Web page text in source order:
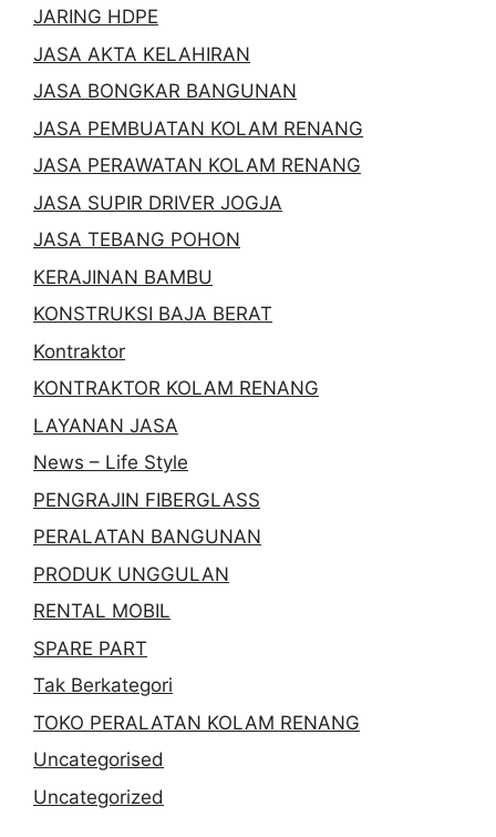
JARING HDPE
JASA AKTA KELAHIRAN
JASA BONGKAR BANGUNAN
JASA PEMBUATAN KOLAM RENANG
JASA PERAWATAN KOLAM RENANG
JASA SUPIR DRIVER JOGJA
JASA TEBANG POHON
KERAJINAN BAMBU
KONSTRUKSI BAJA BERAT
Kontraktor
KONTRAKTOR KOLAM RENANG
LAYANAN JASA
News – Life Style
PENGRAJIN FIBERGLASS
PERALATAN BANGUNAN
PRODUK UNGGULAN
RENTAL MOBIL
SPARE PART
Tak Berkategori
TOKO PERALATAN KOLAM RENANG
Uncategorised
Uncategorized